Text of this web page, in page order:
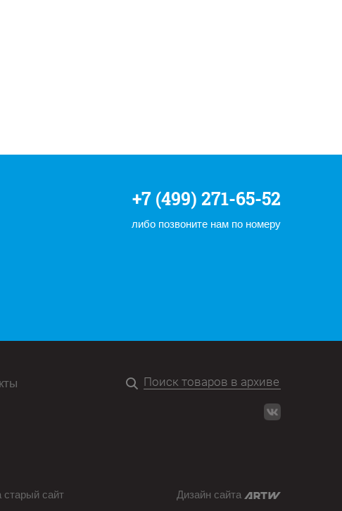
+7 (499) 271-65-52
либо позвоните нам по номеру
старый сайт Дизайн сайта